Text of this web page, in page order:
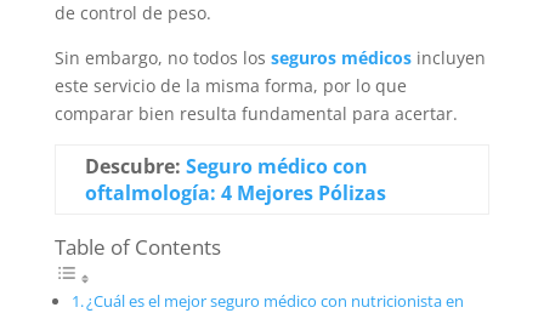
de control de peso.
Sin embargo, no todos los seguros médicosincluyen
este servicio de la misma forma, por lo que
comparar bien resulta fundamental para acertar.
Descubre: Seguro médico con
oftalmología: 4 Mejores Pólizas
Table of Contents
¿Cuál es el mejor seguro médico con nutricionista en